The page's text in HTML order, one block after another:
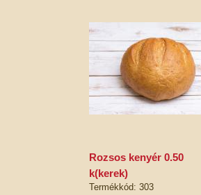
rozsos kenyér 0.50
k(kerek)
Termékkód: 303